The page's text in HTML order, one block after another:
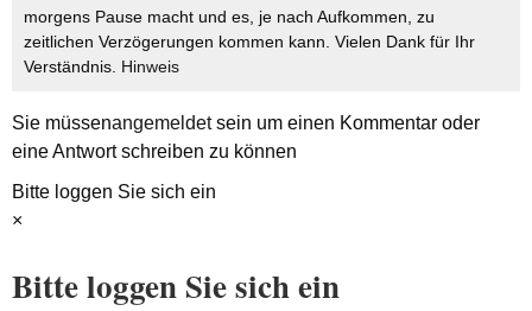
morgens Pause macht und es, je nach Aufkommen, zu
zeitlichen Verzögerungen kommen kann. Vielen Dank für Ihr
Verständnis. Hinweis
Sie müssenangemeldetsein um einen Kommentar oder
eine Antwort schreiben zu können
Bitte loggen Sie sich ein
×
Bitte loggen Sie sich ein